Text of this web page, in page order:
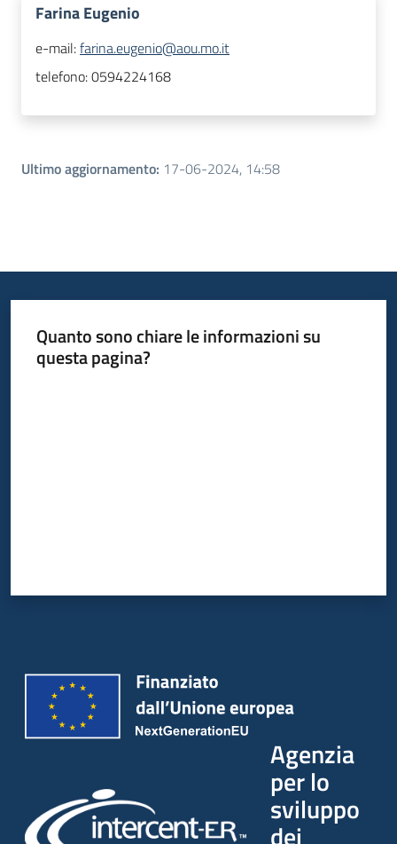
Farina Eugenio
e-mail:farina.eugenio@aou.mo.it
telefono:0594224168
Ultimo aggiornamento: 17-06-2024, 14:58
Quanto sono chiare le informazioni su
questa pagina?
Agenzia
per lo
sviluppo
dei